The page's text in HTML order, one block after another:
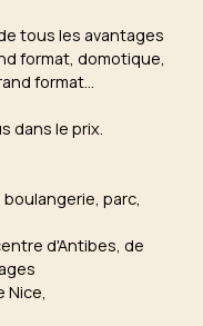
tous les avantages
format, domotique,
format...
dans le prix.
parc,
d'Antibes, de
Nice,